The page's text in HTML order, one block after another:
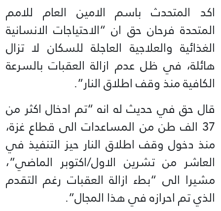
اكد المتحدث باسم الامين العام للامم
المتحدة فرحان حق ان “الاحتياجات الانسانية
الغذائية والعلاجية العاجلة للسكان لا تزال
هائلة، في ظل عدم ازالة العقبات بالسرعة
الكافية منذ وقف اطلاق النار”.
قال حق في حديث له انه “تم ادخال اكثر من
37 الف طن من المساعدات الى قطاع غزة،
منذ دخول وقف اطلاق النار حيز التنفيذ في
العاشر من تشرين الاول/اكتوبر الماضي”،
مشيرا الى “بطء ازالة العقبات رغم التقدم
الذي تم احرازه في هذا المجال”.